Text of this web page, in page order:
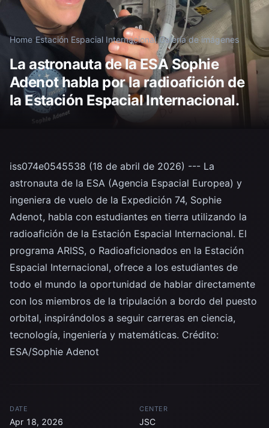
Home/Estación Espacial Internacional/Galería de imágenes
La astronauta de la ESA Sophie
Adenot habla por la radioafición de
la Estación Espacial Internacional.
iss074e0545538 (18 de abril de 2026) --- La
astronauta de la ESA (Agencia Espacial Europea) y
ingeniera de vuelo de la Expedición 74, Sophie
Adenot, habla con estudiantes en tierra utilizando la
radioafición de la Estación Espacial Internacional. El
programa ARISS, o Radioaficionados en la Estación
Espacial Internacional, ofrece a los estudiantes de
todo el mundo la oportunidad de hablar directamente
con los miembros de la tripulación a bordo del puesto
orbital, inspirándolos a seguir carreras en ciencia,
tecnología, ingeniería y matemáticas. Crédito:
ESA/Sophie Adenot
DATE
Apr 18, 2026
CENTER
JSC